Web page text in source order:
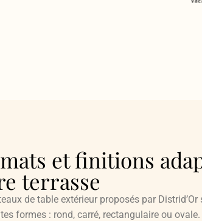
et finitions
terrasse
de table extérieur proposés par Distrid’Or
formes : rond, carré, rectangulaire ou